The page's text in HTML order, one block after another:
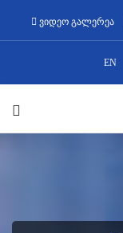
ვიდეო გალერეა
EN